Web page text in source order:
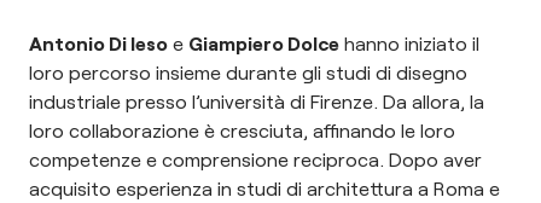
Antonio Di Ieso e Giampiero Dolce hanno iniziato il
loro percorso insieme durante gli studi di disegno
industriale presso l’università di Firenze. Da allora, la
loro collaborazione è cresciuta, affinando le loro
competenze e comprensione reciproca. Dopo aver
acquisito esperienza in studi di architettura a Roma e